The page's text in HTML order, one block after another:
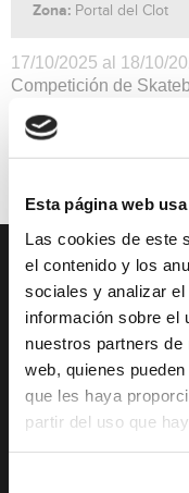
Esta página web
Las cookies de este
el contenido y los
sociales y analizar
información sobre el
nuestros partners
web, quienes
que les haya
partir del uso que
Zona: Portal del Clot
17/10/2025 al 18/10/
Competición de
información y
DESCUBRE XÀBIA
Mirador Virtual
Cultura y Patrimonio
Paseo por Xàbia
Histórica